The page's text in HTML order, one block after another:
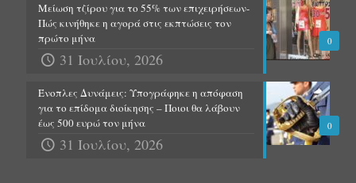
0
Μείωση τζίρου για το 55% των επιχειρήσεων-
Πώς κινήθηκε η αγορά στις εκπτώσεις τον
πρώτο μήνα
31 Ιουλίου, 2026
0
Ένοπλες Δυνάμεις: Υπογράφηκε η απόφαση
για το επίδομα διοίκησης – Ποιοι θα λάβουν
έως 500 ευρώ τον μήνα
31 Ιουλίου, 2026